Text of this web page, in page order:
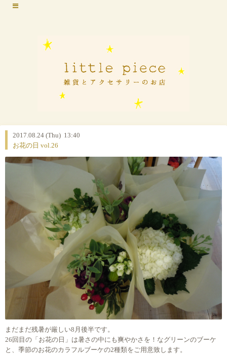
2017.08.24 (Thu) 13:40
お花の日 vol.26
まだまだ残暑が厳しい8月後半です。
26回目の「お花の日」は暑さの中にも爽やかさを！なグリーンのブーケ
と、季節のお花のカラフルブーケの2種類をご用意致します。